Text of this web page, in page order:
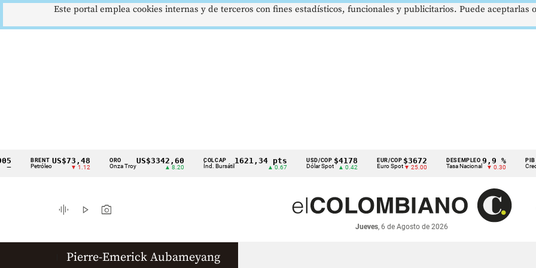
Cintillo
indicadores
económicos
BRENT
Petróleo
US$73,48
▼ 1.12
ORO
Onza Troy
US$3342,60
▲ 8.20
COLCAP
Índ. Bursátil
1621,34 pts
▲ 0.67
USD/COP
Dólar Spot
$4178
▲ 0.42
EUR/COP
Euro Spot
$3672
▼ 25.00
DESEMPLEO
Tasa Nacional
9,9 %
▼ 0.30
PIB
Crec.
graphic_eq play_arrow photo_camera
Jueves, 6 de Agosto de 2026
Pierre-Emerick Aubameyang
Este portal emplea cookies internas y de terceros con fines estadísticos, funcionales y publicitarios. Puede aceptarlas